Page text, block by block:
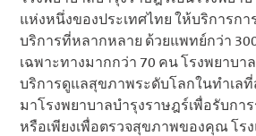
แห่งหนึ่งของประเทศไทย ให้บริการกา
บริการที่หลากหลาย ด้วยแพทย์กว่า
เฉพาะทางมากกว่า 70 คน โรงพยาบา
บริการดูแลสุขภาพระดับโลกในทำเล
มาโรงพยาบาลบำรุงราษฎร์เพื่อรับกา
หรือเพียงเพื่อตรวจสุขภาพของคุณ โร